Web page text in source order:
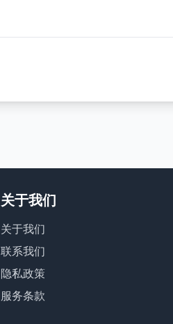
关于我们
关于我们
联系我们
隐私政策
服务条款